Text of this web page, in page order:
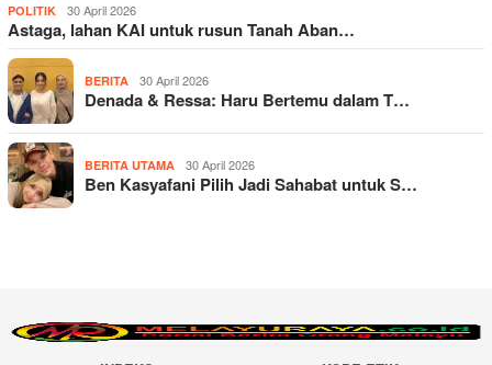
POLITIK 30 April 2026
Astaga, lahan KAI untuk rusun Tanah Aban…
BERITA 30 April 2026
Denada & Ressa: Haru Bertemu dalam T…
BERITA UTAMA 30 April 2026
Ben Kasyafani Pilih Jadi Sahabat untuk S…